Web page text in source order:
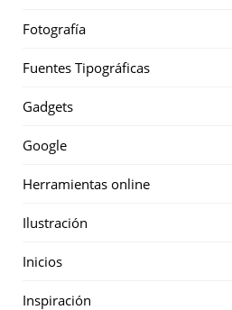
Fotografía
Fuentes Tipográficas
Gadgets
Google
Herramientas online
Ilustración
Inicios
Inspiración